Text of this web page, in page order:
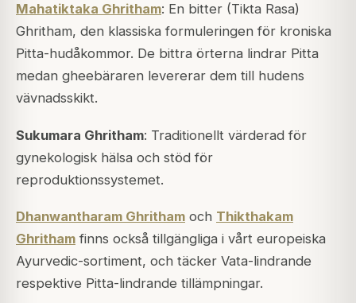
Mahatiktaka Ghritham: En bitter (Tikta Rasa)
Ghritham, den klassiska formuleringen för kroniska
Pitta-hudåkommor. De bittra örterna lindrar Pitta
medan gheebäraren levererar dem till hudens
vävnadsskikt.
Sukumara Ghritham: Traditionellt värderad för
gynekologisk hälsa och stöd för
reproduktionssystemet.
Dhanwantharam Ghritham och Thikthakam
Ghritham finns också tillgängliga i vårt europeiska
Ayurvedic-sortiment, och täcker Vata-lindrande
respektive Pitta-lindrande tillämpningar.